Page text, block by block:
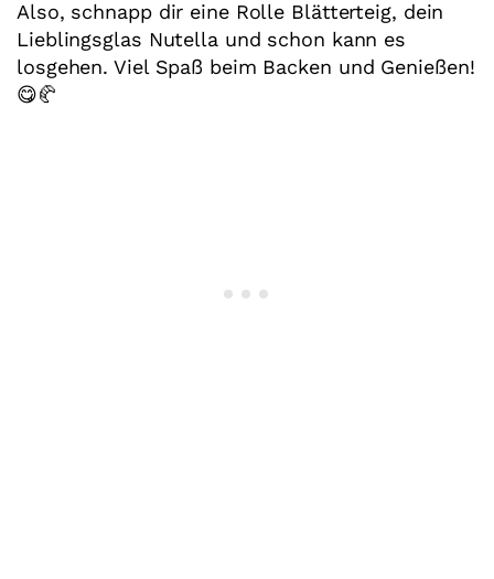
Also, schnapp dir eine Rolle Blätterteig, dein
Lieblingsglas Nutella und schon kann es
losgehen. Viel Spaß beim Backen und Genießen!
😋🥐